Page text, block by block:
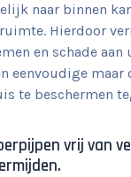
naar binnen
Hierdoor
en schade aan
eenvoudige maar
te beschermen
vrij van